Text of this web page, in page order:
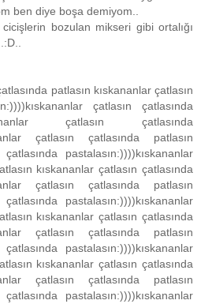
ben diye boşa demiyom..
bozulan mikseri gibi ortalığı
patlasın kıskananlar çatlasın
çatlasın çatlasında
çatlasın çatlasında
çatlasın çatlasında patlasın
pastalasın:))))kıskananlar
kıskananlar çatlasın çatlasında
çatlasın çatlasında patlasın
pastalasın:))))kıskananlar
kıskananlar çatlasın çatlasında
çatlasın çatlasında patlasın
pastalasın:))))kıskananlar
kıskananlar çatlasın çatlasında
çatlasın çatlasında patlasın
pastalasın:))))kıskananlar